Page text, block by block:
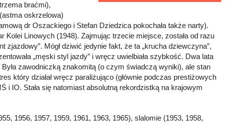
braćmi),
oskrzelowa)
dr Oszackiego i Stefan Dziedzica pokochała także narty).
Kolei Linowych (1948). Zajmując trzecie miejsce, została od razu
Mógł dziwić jedynie fakt, że ta „krucha dziewczyna”,
„męski styl jazdy” i wręcz uwielbiała szybkość. Dwa lata
zawodniczką znakomitą (o czym świadczą wyniki), ale stan
który działał wręcz paraliżująco (głównie podczas prestiżowych
i IO. Stała się natomiast absolutną rekordzistką na krajowym
1956, 1957, 1959, 1961, 1963, 1965), slalomie (1953, 1958,